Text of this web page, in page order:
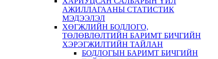
АЖИЛЛАГААНЫ СТАТИСТИК
МЭДЭЭЛЭЛ
ХӨГЖЛИЙН БОДЛОГО,
ТӨЛӨВЛӨЛТИЙН БАРИМТ БИЧГИЙН
ХЭРЭГЖИЛТИЙН ТАЙЛАН
БОДЛОГЫН БАРИМТ БИЧГИЙН